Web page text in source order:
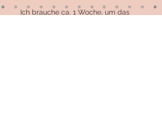
Ich brauche ca. 1 Woche, um das